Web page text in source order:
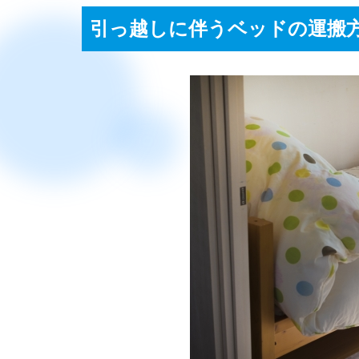
引っ越しに伴うベッドの運搬